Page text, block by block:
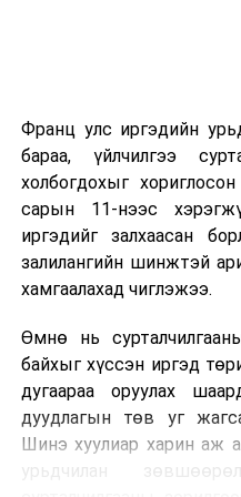
2026 оны 9
дотуур байранд
Сургууль,
зохицуулалт
2026 оны 8
байранд элсэлт,
арга хэмжээ
Франц улс иргэдийн
бараа, үйлчилгээ
холбогдохыг
сарын 11-нээс
иргэдийг залхаасан
залилангийн шинжтэй
хамгаалахад чиглэжээ.
Өмнө нь
байхыг хүссэн иргэд
дугаараа оруулах
дуудлагын төв уг
Шинэ хуулиар харин аж
урьдчилан